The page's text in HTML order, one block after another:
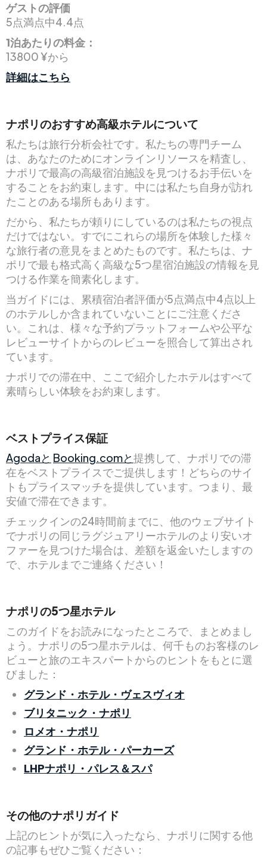
ゲストの評価
5点満点中4.4点
1泊あたりの料金：
13800 ¥から
詳細はこちら
ナポリのおすすめ高級ホテルについて
私たちは旅行分析会社です。私たちの専門チーム
は、あなたのためにオンラインリソースを精査し、
ナポリで最高の高級宿泊施設を見つけるお手伝いを
することをお約束します。中には私たち自身が訪れ
たことのある場所もあります。
だから、私たちが頼りにしているのは私たちの視点
だけではない。すでにこれらの場所を体験した様々
な旅行者の意見をまとめたものです。私たちは、ナ
ポリで最も格式高く高級な5つ星宿泊施設の情報を見
つける作業を簡素化します。
当ガイドには、累積宿泊者評価が5点満点中4点以上
のホテルしか含まれていないことにご注意くださ
い。これは、様々な予約プラットフォームや公平な
レビューサイトからのレビューを照合して算出され
ています。
ナポリでの滞在中、ここで紹介したホテルはすべて
素晴らしい体験をお約束します。
ベストプライス保証
Agodaと Booking.comと提携して、ナポリでの滞
在をベストプライスでご提供します！どちらのサイ
トもプライスマッチを提供しています。つまり、最
安値で滞在できます。
チェックインの24時間前までに、他のウェブサイト
でナポリの同じラグジュアリーホテルのより安いオ
ファーを見つけた場合は、差額を返金いたしますの
で、ホテルまでご連絡ください！
ナポリの5つ星ホテル
このガイドをお読みになったところで、まとめまし
ょう。ナポリの5つ星ホテルは、何千ものお客様のレ
ビューと旅のエキスパートからのヒントをもとに選
びました：
グランド・ホテル・ヴェスヴィオ
ブリタニック・ナポリ
ロメオ・ナポリ
グランド・ホテル・パーカーズ
LHPナポリ・パレス＆スパ
その他のナポリガイド
上記のヒントが気に入ったなら、ナポリに関する他
の記事もぜひご覧ください：